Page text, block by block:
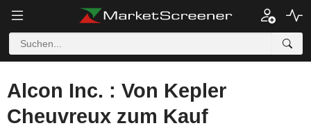
Alcon Inc. : Von Kepler
Cheuvreux zum Kauf